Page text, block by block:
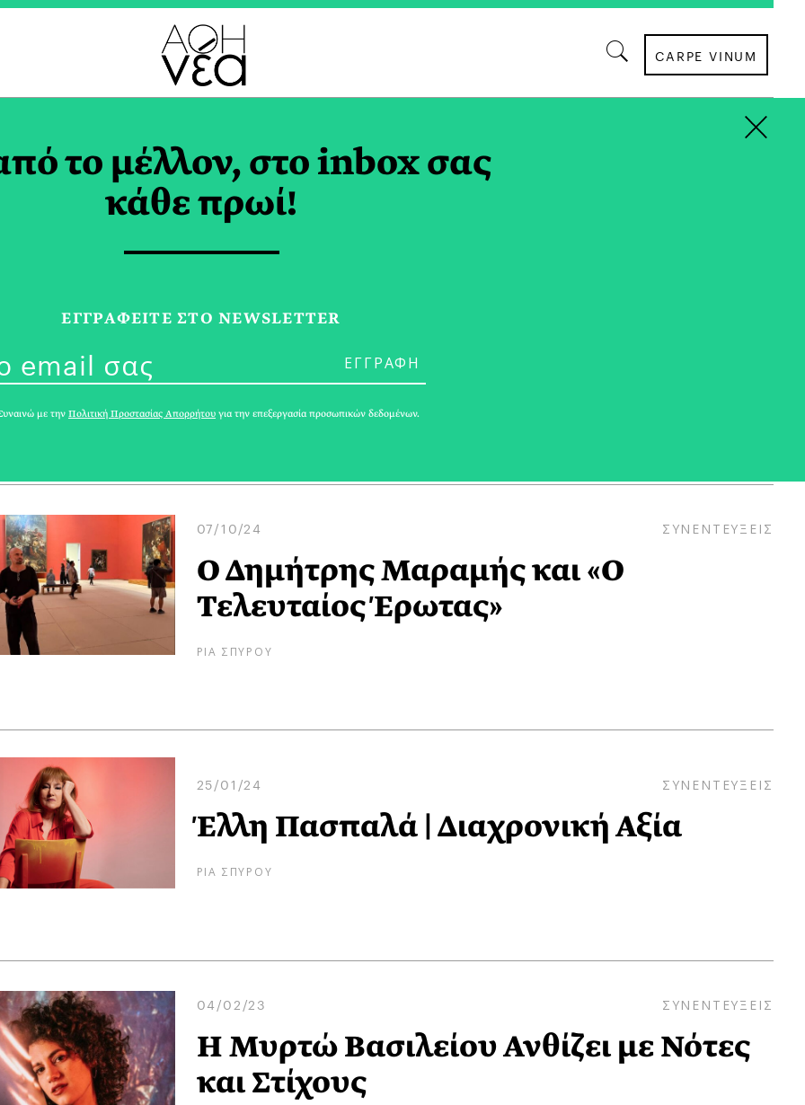
CARPE VINUM
TAG
Χριστίνα Πουλίτση | Πατά Γερά στη Γη,
Αλλά Κοιτά τα Αστέρια
ΡΙΑ ΣΠΥΡΟΥ
07/10/24 ΣΥΝΕΝΤΕΥΞΕΙΣ
Ο Δημήτρης Μαραμής και «Ο
Τελευταίος Έρωτας»
ΡΙΑ ΣΠΥΡΟΥ
25/01/24 ΣΥΝΕΝΤΕΥΞΕΙΣ
Έλλη Πασπαλά | Διαχρονική Αξία
ΡΙΑ ΣΠΥΡΟΥ
04/02/23 ΣΥΝΕΝΤΕΥΞΕΙΣ
Η Μυρτώ Βασιλείου Ανθίζει με Νότες
και Στίχους
το μέλλον, στο inbox σας
κάθε πρωί!
ΕΓΓPΑΦΕΙΤΕ ΣΤΟ NEWSLETTER
με την Πολιτική Προστασίας Απορρήτου για την επεξεργασία προσωπικών δεδομένων.
×